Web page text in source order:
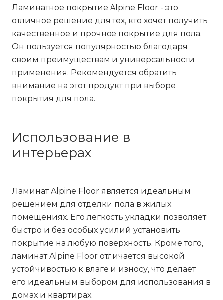
Ламинатное покрытие Alpine Floor - это
отличное решение для тех, кто хочет получить
качественное и прочное покрытие для пола.
Он пользуется популярностью благодаря
своим преимуществам и универсальности
применения. Рекомендуется обратить
внимание на этот продукт при выборе
покрытия для пола.
Использование в
интерьерах
Ламинат Alpine Floor является идеальным
решением для отделки пола в жилых
помещениях. Его легкость укладки позволяет
быстро и без особых усилий установить
покрытие на любую поверхность. Кроме того,
ламинат Alpine Floor отличается высокой
устойчивостью к влаге и износу, что делает
его идеальным выбором для использования в
домах и квартирах.